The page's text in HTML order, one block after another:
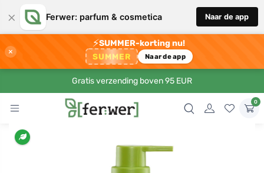
× Ferwer: parfum & cosmetica Naar de app
×
⚡SUMMER-korting nu!
SUMMER Naar de app
Gratis verzending boven 95 EUR
0